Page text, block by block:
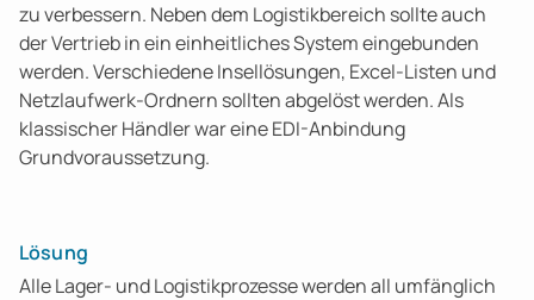
zu verbessern. Neben dem Logistikbereich sollte auch
der Vertrieb in ein einheitliches System eingebunden
werden. Verschiedene Insellösungen, Excel-Listen und
Netzlaufwerk-Ordnern sollten abgelöst werden. Als
klassischer Händler war eine EDI-Anbindung
Grundvoraussetzung.
Lösung
Alle Lager- und Logistikprozesse werden all umfänglich